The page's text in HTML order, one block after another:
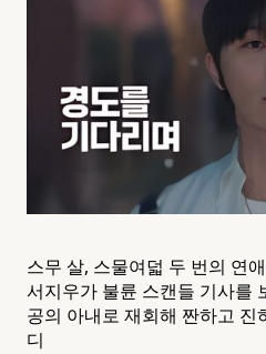
스무 살, 스물여덟 두 번의 연
서지우가 불륜 스캔들 기사를
공의 아내로 재회해 짠하고 진
디